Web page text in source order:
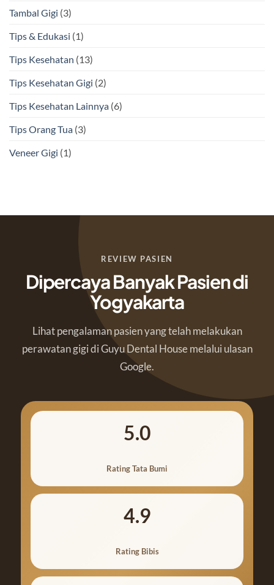
Tambal Gigi (3)
Tips & Edukasi (1)
Tips Kesehatan (13)
Tips Kesehatan Gigi (2)
Tips Kesehatan Lainnya (6)
Tips Orang Tua (3)
Veneer Gigi (1)
REVIEW PASIEN
Dipercaya Banyak Pasien di
Yogyakarta
Lihat pengalaman pasien yang telah melakukan
perawatan gigi di Guyu Dental House melalui ulasan
Google.
5.0
Rating Tata Bumi
4.9
Rating Bibis